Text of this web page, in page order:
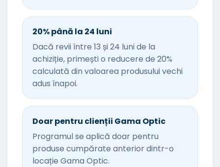
20% până la 24 luni
Dacă revii între 13 și 24 luni de la
achiziție, primești o reducere de 20%
calculată din valoarea produsului vechi
adus înapoi.
Doar pentru clienții Gama Optic
Programul se aplică doar pentru
produse cumpărate anterior dintr-o
locație Gama Optic.